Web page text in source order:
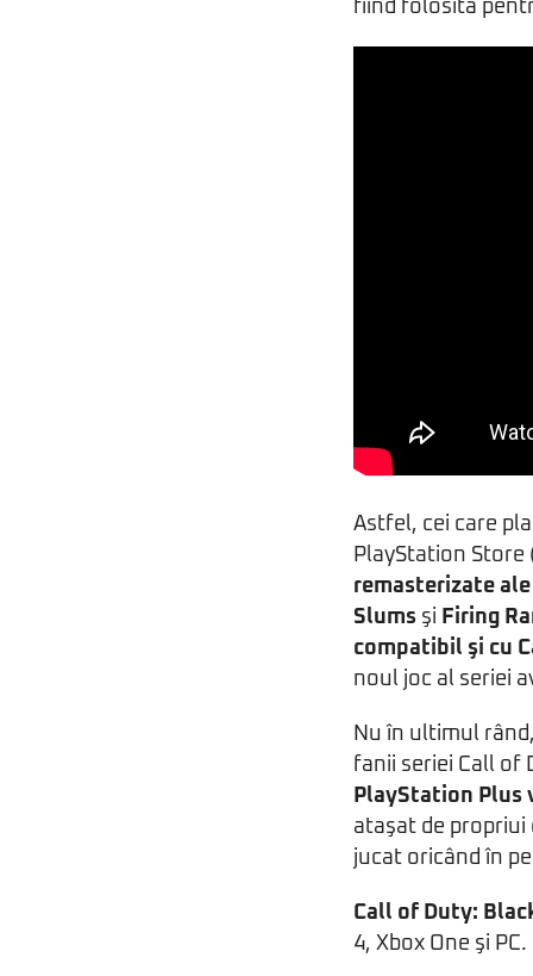
fiind folosită
Astfel, cei care
PlayStation Store
remasterizate
Slums şi Firing
compatibil şi cu
noul joc al seriei
Nu în ultimul
fanii seriei Call of
PlayStation Plus
ataşat de propriui
jucat oricând în
Call of Duty:
4, Xbox One şi PC.